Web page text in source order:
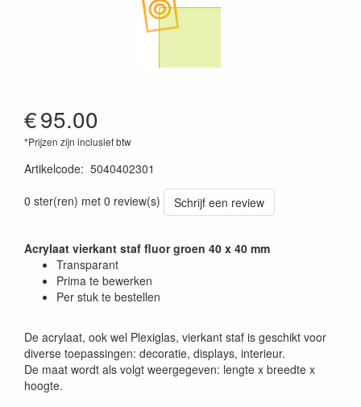
€95.00
*Prijzen zijn inclusief btw
Artikelcode: 5040402301
0 ster(ren) met 0 review(s)
Schrijf een review
Acrylaat vierkant staf fluor groen 40 x 40 mm
Transparant
Prima te bewerken
Per stuk te bestellen
De acrylaat, ook wel Plexiglas, vierkant staf is geschikt voor
diverse toepassingen: decoratie, displays, interieur.
De maat wordt als volgt weergegeven: lengte x breedte x
hoogte.